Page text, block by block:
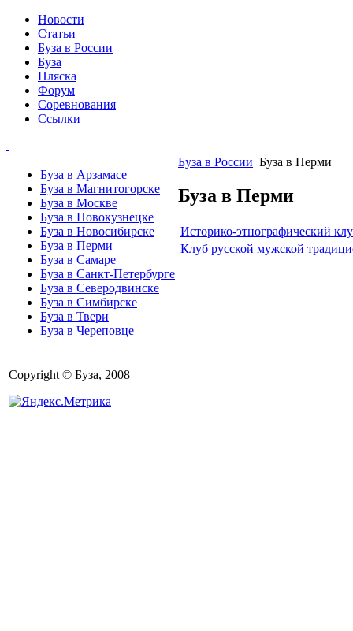
Новости
Статьи
Буза в России
Буза
Пляска
Форум
Соревнования
Ссылки
Буза в Арзамасе
Буза в Магнитогорске
Буза в Москве
Буза в Новокузнецке
Буза в Новосибирске
Буза в Перми
Буза в Самаре
Буза в Санкт-Петербурге
Буза в Северодвинске
Буза в Симбирске
Буза в Твери
Буза в Череповце
Буза в России Буза в Перми
Буза в Перми
Историко-этнографический
Клуб русской мужской
Copyright © Буза, 2008